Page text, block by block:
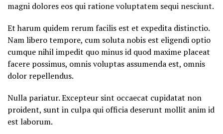
magni dolores eos qui ratione voluptatem sequi nesciunt.
Et harum quidem rerum facilis est et expedita distinctio.
Nam libero tempore, cum soluta nobis est eligendi optio
cumque nihil impedit quo minus id quod maxime placeat
facere possimus, omnis voluptas assumenda est, omnis
dolor repellendus.
Nulla pariatur. Excepteur sint occaecat cupidatat non
proident, sunt in culpa qui officia deserunt mollit anim id
est laborum.